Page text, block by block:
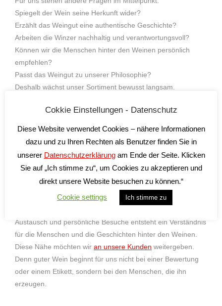
Spiegelt der Wein seine Herkunft wider?
Erzählt das Weingut eine authentische Geschichte?
Arbeiten die Winzer nachhaltig und verantwortungsvoll?
Können wir die Menschen hinter den Weinen persönlich
empfehlen?
Passt das Weingut zu unserer Philosophie?
Deshalb wächst unser Sortiment bewusst langsam.
kennen als viele Betriebe lediglich aus Katalogen oder
Qualität durch Spezialisierung
Unsere Konzentration auf das PiemontundApulienist eine
bewusste Entscheidung.
Sie ermöglicht es uns, die Regionen, die Winzer und die
Austausch und persönliche Besuche entsteht ein Verständnis
für die Menschen und die Geschichten hinter den Weinen.
Diese Nähe möchten wir an unsere Kunden weitergeben.
Denn guter Wein beginnt für uns nicht bei einer Bewertung
oder einem Etikett, sondern bei den Menschen, die ihn
erzeugen.
Cokkie Einstellungen - Datenschutz
Diese Website verwendet Cookies – nähere Informationen
dazu und zu Ihren Rechten als Benutzer finden Sie in
unserer Datenschutzerklärungam Ende der Seite. Klicken
Sie auf „Ich stimme zu“, um Cookies zu akzeptieren und
direkt unsere Website besuchen zu können.“
Cookie settings
Ich stimme zu